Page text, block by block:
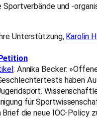
Sportverbände und -
Unterstützung, Karolin
: Annika Becker:
haben
für
die neue IOC-Policy